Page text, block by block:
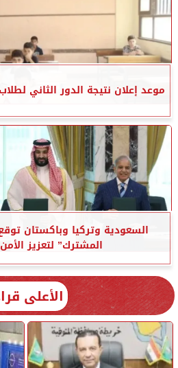
موعد إعلان نتيجة الدور الثاني لطلاب
السعودية وتركيا وباكستان
المشترك” لتعزيز
الأعلى